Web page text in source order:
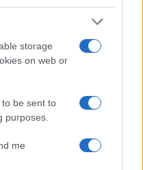
storage
on web or
be sent to
purposes.
me